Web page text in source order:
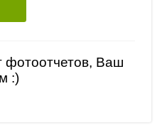
фотоотчетов, Ваш
:)